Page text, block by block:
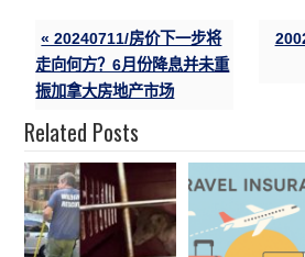
« 20240711/房价下一步将
走向何方？6月份降息并未重
振加拿大房地产市场
Related Posts